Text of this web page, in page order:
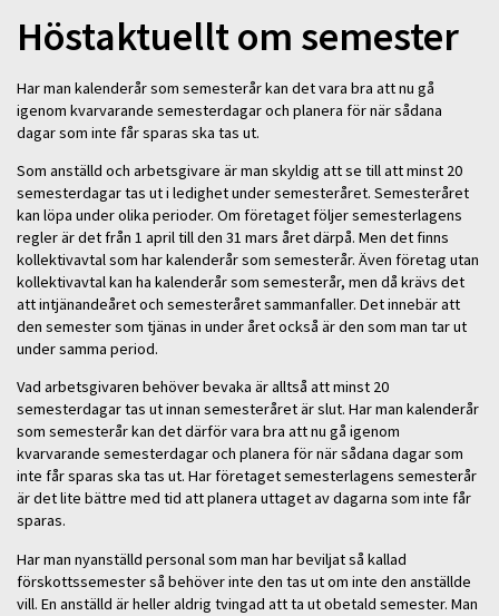
Höstaktuellt om semester
Har man kalenderår som semesterår kan det vara bra att nu gå
igenom kvarvarande semesterdagar och planera för när sådana
dagar som inte får sparas ska tas ut.
Som anställd och arbetsgivare är man skyldig att se till att minst 20
semesterdagar tas ut i ledighet under semesteråret. Semesteråret
kan löpa under olika perioder. Om företaget följer semesterlagens
regler är det från 1 april till den 31 mars året därpå. Men det finns
kollektivavtal som har kalenderår som semesterår. Även företag utan
kollektivavtal kan ha kalenderår som semesterår, men då krävs det
att intjänandeåret och semesteråret sammanfaller. Det innebär att
den semester som tjänas in under året också är den som man tar ut
under samma period.
Vad arbetsgivaren behöver bevaka är alltså att minst 20
semesterdagar tas ut innan semesteråret är slut. Har man kalenderår
som semesterår kan det därför vara bra att nu gå igenom
kvarvarande semesterdagar och planera för när sådana dagar som
inte får sparas ska tas ut. Har företaget semesterlagens semesterår
är det lite bättre med tid att planera uttaget av dagarna som inte får
sparas.
Har man nyanställd personal som man har beviljat så kallad
förskottssemester så behöver inte den tas ut om inte den anställde
vill. En anställd är heller aldrig tvingad att ta ut obetald semester. Man